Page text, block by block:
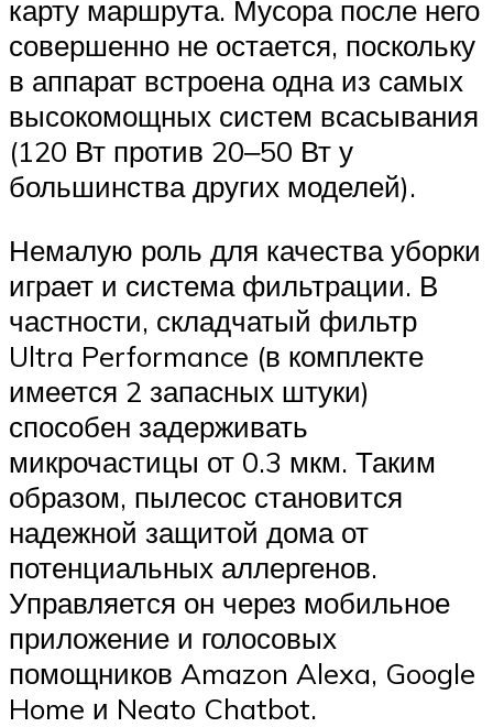
карту маршрута. Мусора после него
совершенно не остается, поскольку
в аппарат встроена одна из самых
высокомощных систем всасывания
(120 Вт против 20‒50 Вт у
большинства других моделей).
Немалую роль для качества уборки
играет и система фильтрации. В
частности, складчатый фильтр
Ultra Performance (в комплекте
имеется 2 запасных штуки)
способен задерживать
микрочастицы от 0.3 мкм. Таким
образом, пылесос становится
надежной защитой дома от
потенциальных аллергенов.
Управляется он через мобильное
приложение и голосовых
помощников Amazon Alexa, Google
Home и Neato Chatbot.